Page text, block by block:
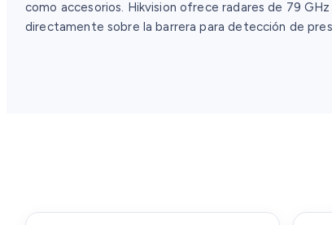
como accesorios. Hikvision ofrece radares de 79
directamente sobre la barrera para detección de